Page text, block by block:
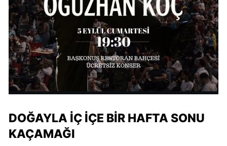
DOĞAYLA İÇ İÇE BİR HAFTA SONU
KAÇAMAĞI